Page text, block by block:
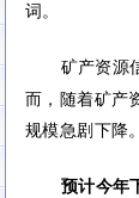
词。
矿产资源
而，随着矿产
规模急剧下降。
预计今年